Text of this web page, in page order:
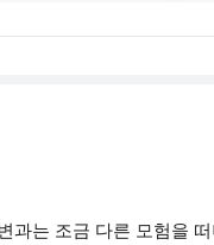
과는 조금 다른 모험을